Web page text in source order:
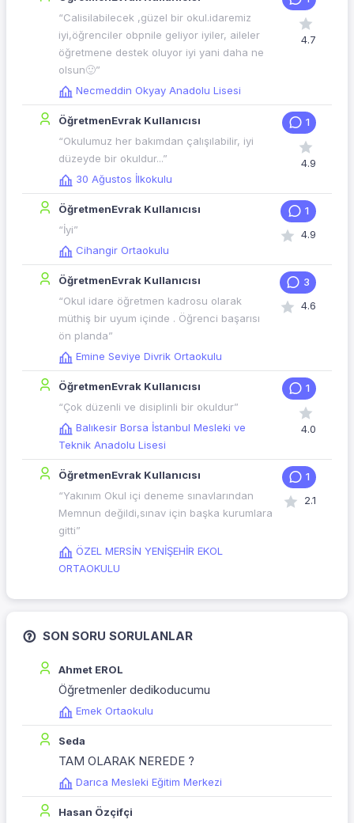
“Calisilabilecek ,güzel bir okul.idaremiz
iyi,öğrenciler obpnile geliyor iyiler, aileler
öğretmene destek oluyor iyi yani daha ne
olsun🙂”
Necmeddin Okyay Anadolu Lisesi
4.7
ÖğretmenEvrak Kullanıcısı
“Okulumuz her bakımdan çalışılabilir, iyi
düzeyde bir okuldur...”
30 Ağustos İlkokulu
1
4.9
ÖğretmenEvrak Kullanıcısı
“İyi”
Cihangir Ortaokulu
1
4.9
ÖğretmenEvrak Kullanıcısı
“Okul idare öğretmen kadrosu olarak
müthiş bir uyum içinde . Öğrenci başarısı
ön planda”
Emine Seviye Divrik Ortaokulu
3
4.6
ÖğretmenEvrak Kullanıcısı
“Çok düzenli ve disiplinli bir okuldur”
Balıkesir Borsa İstanbul Mesleki ve
Teknik Anadolu Lisesi
1
4.0
ÖğretmenEvrak Kullanıcısı
“Yakınım Okul içi deneme sınavlarından
Memnun değildi,sınav için başka kurumlara
gitti”
ÖZEL MERSİN YENİŞEHİR EKOL
ORTAOKULU
1
2.1
SON SORU SORULANLAR
Ahmet EROL
Öğretmenler dedikoducumu
Emek Ortaokulu
Seda
TAM OLARAK NEREDE ?
Darıca Mesleki Eğitim Merkezi
Hasan Özçifçi